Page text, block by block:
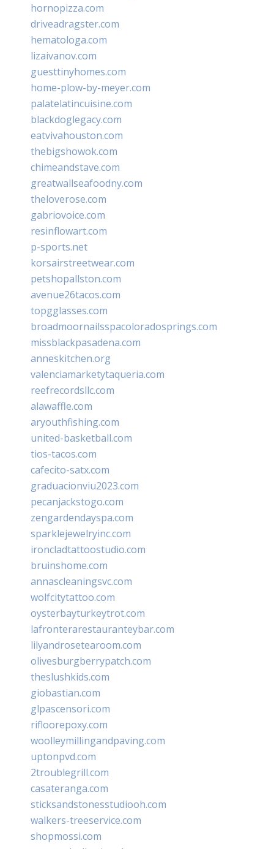
hornopizza.com
driveadragster.com
hematologa.com
lizaivanov.com
guesttinyhomes.com
home-plow-by-meyer.com
palatelatincuisine.com
blackdoglegacy.com
eatvivahouston.com
thebigshowok.com
chimeandstave.com
greatwallseafoodny.com
theloverose.com
gabriovoice.com
resinflowart.com
p-sports.net
korsairstreetwear.com
petshopallston.com
avenue26tacos.com
topgglasses.com
broadmoornailsspacoloradosprings.com
missblackpasadena.com
anneskitchen.org
valenciamarketytaqueria.com
reefrecordsllc.com
alawaffle.com
aryouthfishing.com
united-basketball.com
tios-tacos.com
cafecito-satx.com
graduacionviu2023.com
pecanjackstogo.com
zengardendayspa.com
sparklejewelryinc.com
ironcladtattoostudio.com
bruinshome.com
annascleaningsvc.com
wolfcitytattoo.com
oysterbayturkeytrot.com
lafronterarestauranteybar.com
lilyandrosetearoom.com
olivesburgberrypatch.com
theslushkids.com
giobastian.com
glpascensori.com
rifloorepoxy.com
woolleymillingandpaving.com
uptonpvd.com
2troublegrill.com
casateranga.com
sticksandstonesstudiooh.com
walkers-treeservice.com
shopmossi.com